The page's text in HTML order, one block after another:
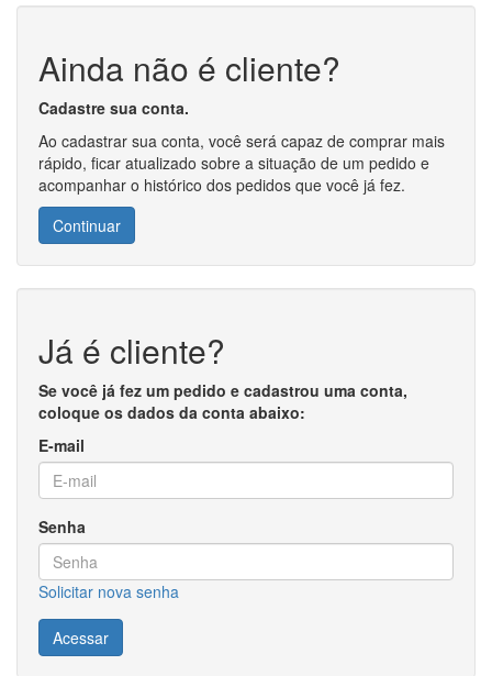
Ainda não é cliente?
Cadastre sua conta.
Ao cadastrar sua conta, você será capaz de comprar mais
rápido, ficar atualizado sobre a situação de um pedido e
acompanhar o histórico dos pedidos que você já fez.
Continuar
Já é cliente?
Se você já fez um pedido e cadastrou uma conta,
coloque os dados da conta abaixo:
E-mail
Senha
Solicitar nova senha